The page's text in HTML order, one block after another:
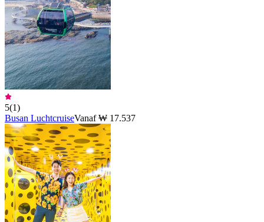
5(1)
Busan LuchtcruiseVanaf ₩ 17.537